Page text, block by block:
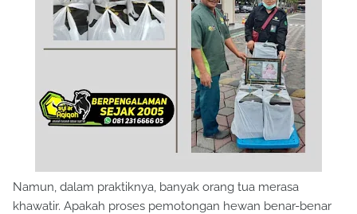
Namun, dalam praktiknya, banyak orang tua merasa
khawatir. Apakah proses pemotongan hewan benar-benar